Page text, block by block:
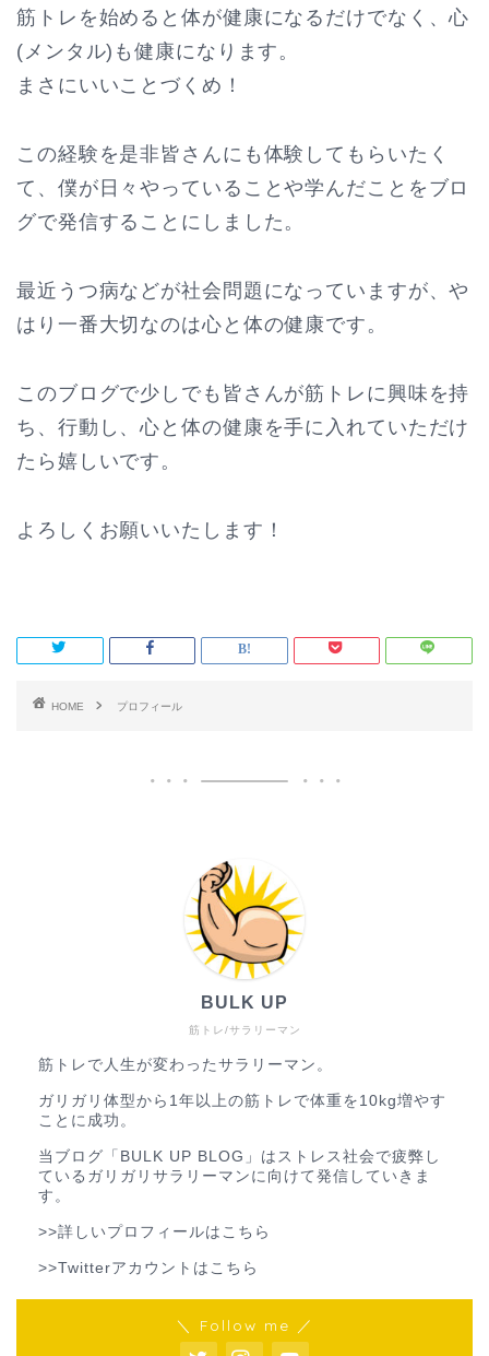
筋トレを始めると体が健康になるだけでなく、心
(メンタル)も健康になります。
まさにいいことづくめ！
この経験を是非皆さんにも体験してもらいたく
て、僕が日々やっていることや学んだことをブロ
グで発信することにしました。
最近うつ病などが社会問題になっていますが、や
はり一番大切なのは心と体の健康です。
このブログで少しでも皆さんが筋トレに興味を持
ち、行動し、心と体の健康を手に入れていただけ
たら嬉しいです。
よろしくお願いいたします！
HOME プロフィール
筋トレ/サラリーマン
BULK UP
筋トレで人生が変わったサラリーマン。
ガリガリ体型から1年以上の筋トレで体重を10kg増やす
ことに成功。
当ブログ「BULK UP BLOG」はストレス社会で疲弊し
ているガリガリサラリーマンに向けて発信していきま
す。
>>詳しいプロフィールはこちら
>>Twitterアカウントはこちら
＼ Follow me ／